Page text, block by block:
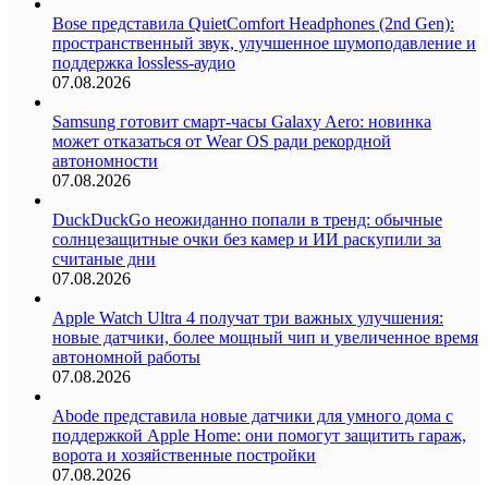
Bose представила QuietComfort Headphones (2nd Gen):
пространственный звук, улучшенное шумоподавление и
поддержка lossless-аудио
07.08.2026
Samsung готовит смарт-часы Galaxy Aero: новинка
может отказаться от Wear OS ради рекордной
автономности
07.08.2026
DuckDuckGo неожиданно попали в тренд: обычные
солнцезащитные очки без камер и ИИ раскупили за
считаные дни
07.08.2026
Apple Watch Ultra 4 получат три важных улучшения:
новые датчики, более мощный чип и увеличенное время
автономной работы
07.08.2026
Abode представила новые датчики для умного дома с
поддержкой Apple Home: они помогут защитить гараж,
ворота и хозяйственные постройки
07.08.2026